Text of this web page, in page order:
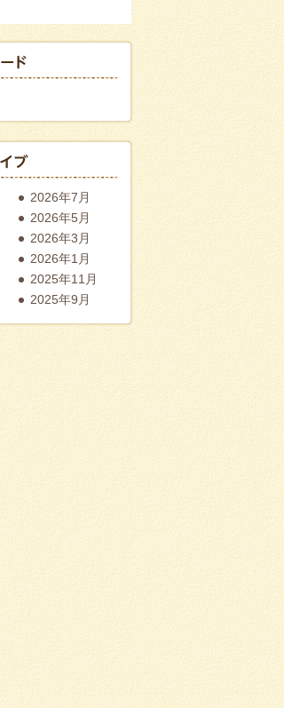
2026年7月
2026年5月
2026年3月
2026年1月
2025年11月
2025年9月